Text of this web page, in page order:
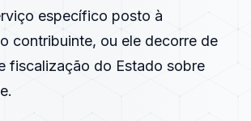
específico posto à
contribuinte, ou ele decorre de
fiscalização do Estado sobre